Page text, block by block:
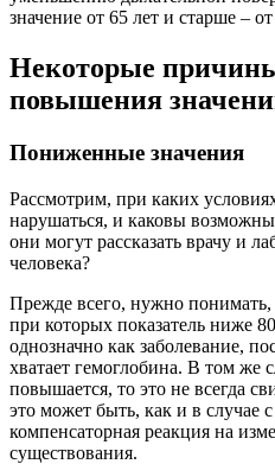
значение от 65 лет и старше –
Некоторые
повышения
Пониженные значения
Рассмотрим, при каких
нарушаться, и каковы
они могут рассказать врачу и
человека?
Прежде всего, нужно
при которых показатель ниже
однозначно как заболевание,
хватает гемоглобина. В том же
повышается, то это не всегда
это может быть, как и в случае
компенсаторная реакция на
существования.